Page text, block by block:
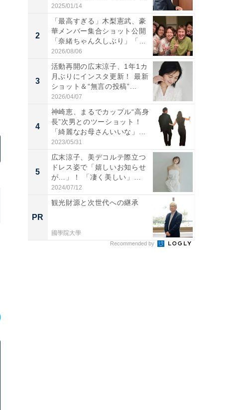
「め...
2025/01/14
2
「最高すぎる」木梨憲武、豪
華メンバー集合ショット公開
「奈緒ちゃん久しぶり」「み
ん...
2026/08/06
3
活動再開の広末涼子、1年1カ
月ぶりにインスタ更新！ 最新
ショット＆“無言の投稿”...
2026/04/07
4
神崎恵、まるでカップル“高身
長”次男とのツーショット！
「綺麗なお母さんいいな」...
2023/05/31
5
広末涼子、美デコルテ際立つ
ドレス姿で「嬉しいお知らせ
が…」！ 「凄く美しい」
「透...
2024/07/12
PR
観光財源と次世代への継承
國學院大學
Recommended by